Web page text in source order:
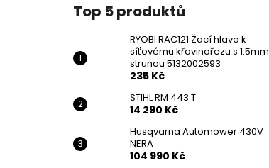
Top 5 produktů
RYOBI RAC121 Žací hlava k
síťovému křovinořezu s 1.5mm
strunou 5132002593
235 Kč
STIHL RM 443 T
14 290 Kč
Husqvarna Automower 430V
NERA
104 990 Kč